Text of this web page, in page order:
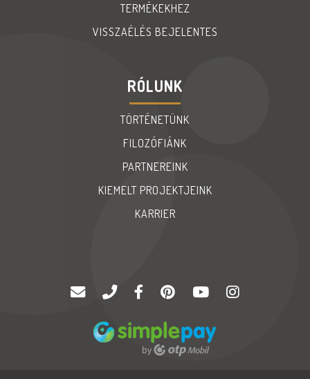
TERMÉKEKHEZ
VISSZAÉLÉS BEJELENTES
RÓLUNK
TÖRTÉNETÜNK
FILOZÓFIÁNK
PARTNEREINK
KIEMELT PROJEKTJEINK
KARRIER